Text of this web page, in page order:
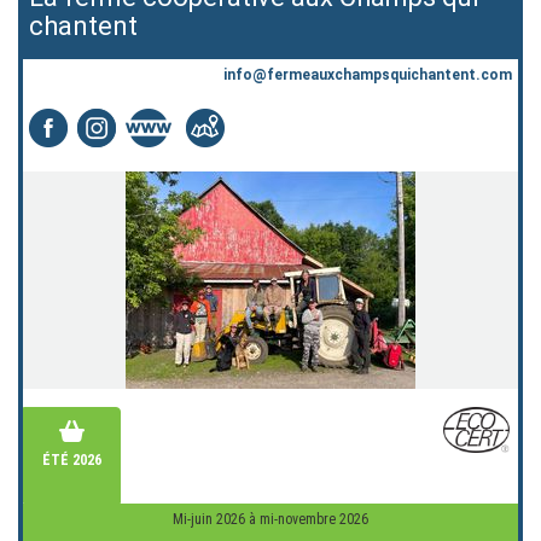
chantent
info@fermeauxchampsquichantent.com
ÉTÉ 2026
Mi-juin 2026 à mi-novembre 2026